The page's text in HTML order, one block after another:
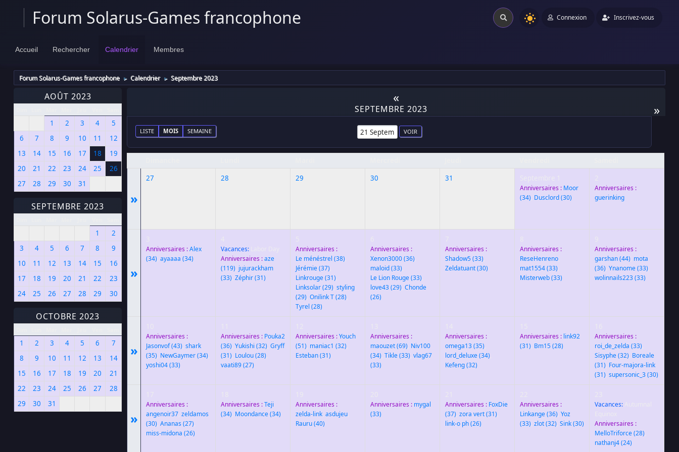
Forum Solarus-Games francophone Connexion Inscrivez-vous
Accueil Rechercher Calendrier Membres
Forum Solarus-Games francophone ► Calendrier ► Septembre 2023
AOÛT 2023
1 2 3 4
5
6
7 8 9 10 11
12
13
14 15 16 17 18
19
20
21 22 23 24 25
26
27
28 29 30 31
SEPTEMBRE 2023
1
2
3
4 5 6 7 8
9
10
11 12 13 14 15
16
17
18 19 20 21 22
23
24
25 26 27 28 29 30
OCTOBRE 2023
1 2 3 4 5 6
7
8
9 10 11 12 13
14
15
16 17 18 19 20
21
22
23 24 25 26 27
28
29
30 31
«
»
SEPTEMBRE 2023
LISTE MOIS SEMAINE
»
27 28 29 30 31
Anniversaires : Moor
(34) Dusclord(30)
Anniversaires :
guerinking
»
Anniversaires :Alex
(34) ayaaaa (34)
Vacances:
Anniversaires :aze
(119) jujurackham
(33) Zéphir(31)
Anniversaires :
Le ménéstrel (38)
Jérémie(37)
Linkrouge(31)
Linksolar(29) styling
(29) Onilink T(28)
Tyrel (28)
Anniversaires :
Xenon3000(36)
maloid(33)
Le Lion Rouge(33)
love43(29) Chonde
(26)
Anniversaires :
Shadow5(33)
Zeldatuant(30)
Anniversaires :
ReseHenreno
mat1554(33)
Misterweb(33)
Anniversaires :
garshan(44) mota
(36) Ynanome(33)
wolinnails223(33)
»
Anniversaires :
Jasonvof(43) shark
(35) NewGaymer(34)
yoshi04(33)
Anniversaires : Pouka2
(36) Yukishi (32) Gryff
(31) Loulou(28)
vaati89(27)
Anniversaires :Youch
(51) maniac1 (32)
Esteban(31)
Anniversaires :
maouzet(69) Niv100
(34) Tikle(33) vlag67
(33)
Anniversaires :
omega13(35)
lord_deluxe(34)
Kefeng(32)
Anniversaires : link92
(31) Bm15(28)
Anniversaires :
roi_de_zelda (33)
Sisyphe(32) Boreale
(31) Four-majora-link
(31) supersonic_3(30)
»
Anniversaires :
angenoir37 zeldamos
(30) Ananas (27)
miss-midona (26)
Anniversaires :Teji
(34) Moondance(34)
Anniversaires :
zelda-link asdujeu
Rauru(40)
Anniversaires : mygal
(33)
Anniversaires : FoxDie
(37) zora vert(31)
link-o ph(26)
Anniversaires :
Linkange(36) Yoz
(33) zlot(32) Sink(30)
Vacances:
Anniversaires :
MelloTriforce(28)
nathanj4(24)